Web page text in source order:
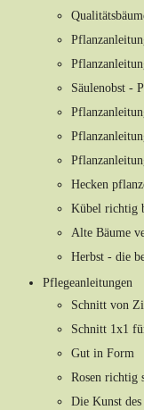
Säulenobst -
Hecken
Kübel richtig
Alte Bäume
Herbst - die
Pflegeanleitungen
Schnitt von
Schnitt 1x1
Gut in Form
Rosen richtig
Die Kunst des